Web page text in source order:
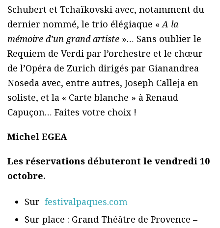
Schubert et Tchaïkovski avec, notamment du
dernier nommé, le trio élégiaque «A la
mémoire d’un grand artiste »… Sans oublier le
Requiem de Verdi par l’orchestre et le chœur
de l’Opéra de Zurich dirigés par Gianandrea
Noseda avec, entre autres, Joseph Calleja en
soliste, et la « Carte blanche » à Renaud
Capuçon… Faites votre choix !
Michel EGEA
Les réservations débuteront le vendredi 10
octobre.
Sur festivalpaques.com
Sur place : Grand Théâtre de Provence –